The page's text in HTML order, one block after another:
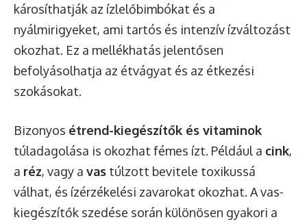
károsíthatják az ízlelőbimbókat és a
nyálmirigyeket, ami tartós és intenzív ízváltozást
okozhat. Ez a mellékhatás jelentősen
befolyásolhatja az étvágyat és az étkezési
szokásokat.
Bizonyos étrend-kiegészítők és vitaminok
túladagolása is okozhat fémes ízt. Például a cink,
a réz, vagy a vas túlzott bevitele toxikussá
válhat, és ízérzékelési zavarokat okozhat. A vas-
kiegészítők szedése során különösen gyakori a